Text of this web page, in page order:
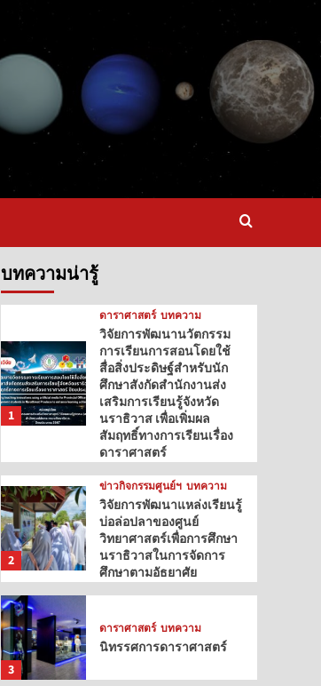
บทความน่ารู้
1
ดาราศาสตร์ บทความ
วิจัยการพัฒนานวัตกรรม
การเรียนการสอนโดยใช้
สื่อสิ่งประดิษฐ์สําหรับนัก
ศึกษาสังกัดสํานักงานส่ง
เสริมการเรียนรู้จังหวัด
นราธิวาส เพื่อเพิ่มผล
สัมฤทธิ์ทางการเรียนเรื่อง
ดาราศาสตร์
2
ข่าวกิจกรรมศูนย์ฯ บทความ
วิจัยการพัฒนาแหล่งเรียนรู้
บ่อล่อปลาของศูนย์
วิทยาศาสตร์เพื่อการศึกษา
นราธิวาสในการจัดการ
ศึกษาตามอัธยาศัย
3
ดาราศาสตร์ บทความ
นิทรรศการดาราศาสตร์